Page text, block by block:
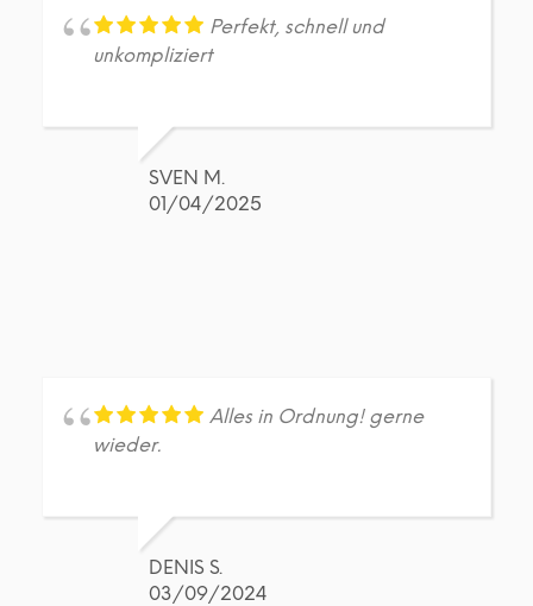
Perfekt, schnell und
unkompliziert
SVEN M.
01/04/2025
Alles in Ordnung! gerne
wieder.
DENIS S.
03/09/2024